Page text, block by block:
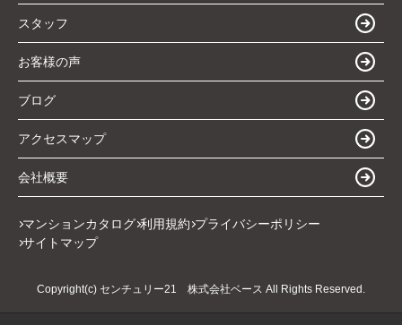
スタッフ
お客様の声
ブログ
アクセスマップ
会社概要
マンションカタログ 利用規約 プライバシーポリシー
サイトマップ
Copyright(c) センチュリー21 株式会社ベース All Rights Reserved.